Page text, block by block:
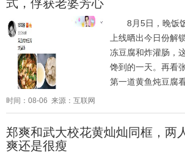
式，俘获老婆芳心
8月5日，晚饭
上线晒出今日份解
冻豆腐和炸灌肠，
馋到的一天。再看
第一道黄鱼炖豆腐
时间：08-06 来源：互联网
郑爽和武大校花黄灿灿同框，两
爽还是很瘦